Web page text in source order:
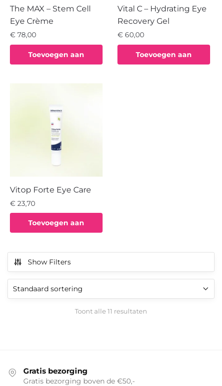
The MAX – Stem Cell
Eye Crème
€ 78,00
Toevoegen aan
Vital C – Hydrating Eye
Recovery Gel
€ 60,00
Toevoegen aan
Vitop Forte Eye Care
€ 23,70
Toevoegen aan
Show Filters
Toont alle 11 resultaten
Gratis bezorging
Gratis bezorging boven de €50,-